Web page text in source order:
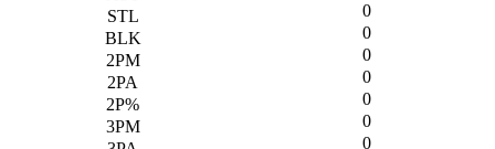
0
0
0
0
0
0
0